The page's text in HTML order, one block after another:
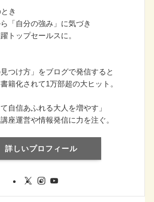
き
「自分の強み」に気づき
トップセールスに。
見つけ方」をブログで発信すると
籍化されて1万部超の大ヒット。
自信あふれる大人を増やす」
座運営や情報発信に力を注ぐ。
詳しいプロフィール